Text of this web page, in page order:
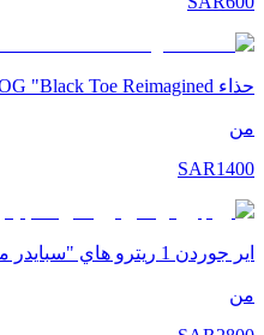
حذاء Air Jordan 1 Retro High OG "Black Toe Reimagined"
من
SAR1400
اير جوردن 1 ريترو هاي "سبايدر مان أوريجين"
من